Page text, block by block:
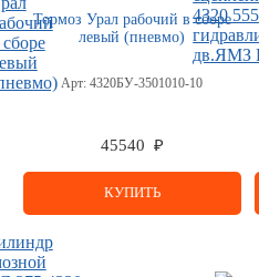
Тормоз Урал рабочий в сборе
левый (пневмо)
Арт: 4320БУ-3501010-10
45540 ₽
КУПИТЬ